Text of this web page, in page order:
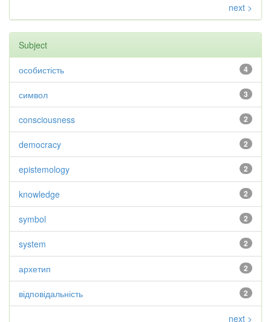
next >
Subject
4
особистість
3
символ
2
consciousness
2
democracy
2
epistemology
2
knowledge
2
symbol
2
system
2
архетип
2
відповідальність
next >